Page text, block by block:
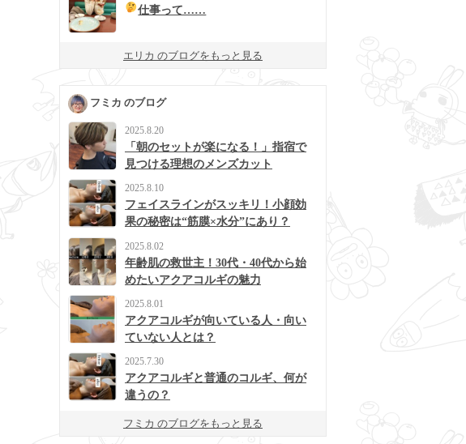
仕事って……
エリカ のブログをもっと見る
フミカ のブログ
2025.8.20
「朝のセットが楽になる！」指宿で
見つける理想のメンズカット
2025.8.10
フェイスラインがスッキリ！小顔効
果の秘密は“筋膜×水分”にあり？
2025.8.02
年齢肌の救世主！30代・40代から始
めたいアクアコルギの魅力
2025.8.01
アクアコルギが向いている人・向い
ていない人とは？
2025.7.30
アクアコルギと普通のコルギ、何が
違うの？
フミカ のブログをもっと見る